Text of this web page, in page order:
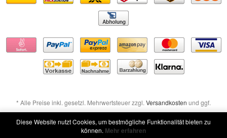
* Alle Preise inkl. gesetzl. Mehrwertsteuer zzgl. Versandkosten und ggf.
Nachnahmegebühren, wenn nicht anders beschrieben
Widerruf erklären
Diese Website nutzt Cookies, um bestmögliche Funktionalität bieten zu
können. Mehr erfahren